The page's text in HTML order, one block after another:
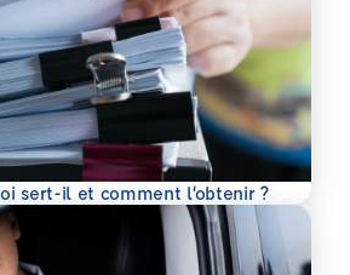
sert-il et comment l’obtenir ?